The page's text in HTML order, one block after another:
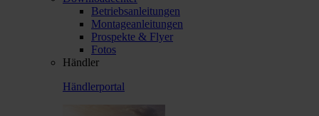
Betriebsanleitungen
Montageanleitungen
Prospekte & Flyer
Fotos
Händler
Händlerportal